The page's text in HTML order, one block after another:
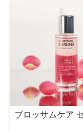
ブロッサムケア